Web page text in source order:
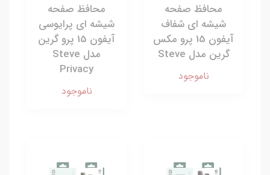
محافظ صفحه
شیشه ای شفاف
آیفون 15 پرو مکس
گرین مدل Steve
ناموجود
محافظ صفحه
شیشه ای پرایوسی
آیفون 15 پرو گرین
مدل Steve
Privacy
ناموجود